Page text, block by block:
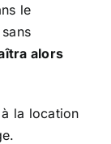
le
alors
la location